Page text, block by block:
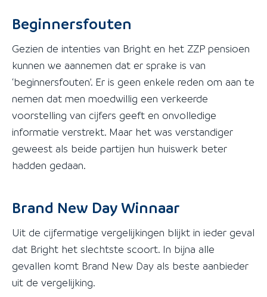
Beginnersfouten
Gezien de intenties van Bright en het ZZP pensioen
kunnen we aannemen dat er sprake is van
‘beginnersfouten’. Er is geen enkele reden om aan te
nemen dat men moedwillig een verkeerde
voorstelling van cijfers geeft en onvolledige
informatie verstrekt. Maar het was verstandiger
geweest als beide partijen hun huiswerk beter
hadden gedaan.
Brand New Day Winnaar
Uit de cijfermatige vergelijkingen blijkt in ieder geval
dat Bright het slechtste scoort. In bijna alle
gevallen komt Brand New Day als beste aanbieder
uit de vergelijking.